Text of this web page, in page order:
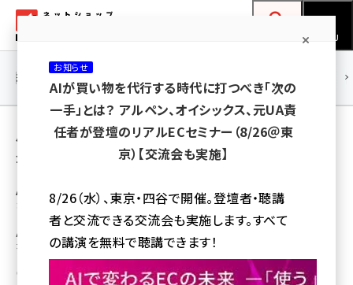
ン
ネットショップ担当者フォーラム
MENU
yahoo (1896)
楽天 (1865)
連載・特集 |
用語「PwC」 が使われている記事の一覧
全 3 記事中 1 ～ 3 を表示中
Amazonが驚異の存在に――アマゾン対応戦略
など小売業者が今後投資すべき10分野
Amazonの台頭によって、リアル店舗や他のECサイトの利用頻度の低下につ
ながっているという
渡部 和章
お知らせ
AIが買い物を代行する時代に打つべき「次の
一手」とは？ アルペン、オイシックス、元UA責
任者が登壇のリアルECセミナー（8/26＠東
京）【交流会も実施】
8/26（水）、東京・四谷で開催。登壇者・聴講
者と交流できる交流会も実施します。すべて
の講演を無料で聴講できます！